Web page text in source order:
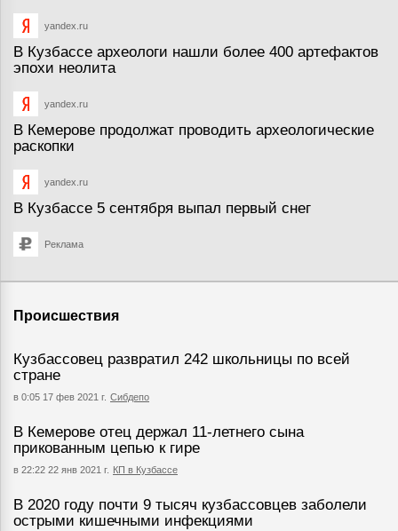
yandex.ru
В Кузбассе археологи нашли более 400 артефактов
эпохи неолита
yandex.ru
В Кемерове продолжат проводить археологические
раскопки
yandex.ru
В Кузбассе 5 сентября выпал первый снег
Реклама
Происшествия
Кузбассовец развратил 242 школьницы по всей
стране
в 0:05 17 фев 2021 г. Сибдепо
В Кемерове отец держал 11-летнего сына
прикованным цепью к гире
в 22:22 22 янв 2021 г. КП в Кузбассе
В 2020 году почти 9 тысяч кузбассовцев заболели
острыми кишечными инфекциями